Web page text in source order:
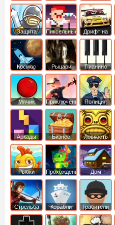
Защита
королевства
Пиксельные
Дрифт на
машинах
Космос Рыцари Пианино
Мячик Приключения Полиция
Аркады
Бизнес
симуляторы
Ловкость
Рыбки Прохождение Дом
Cтрельба
из лука
Корабли Грабители